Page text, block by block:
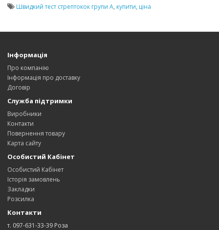
Швидкий тест стрептокок групи А, купити, ціна
Інформація
Про компанію
Інформація про доставку
Договір
Служба підтримки
Виробники
Контакти
Повернення товару
Карта сайту
Особистий Кабінет
Особистий Кабінет
Історія замовлень
Закладки
Розсилка
Контакти
т. 097-631-33-39 Роза